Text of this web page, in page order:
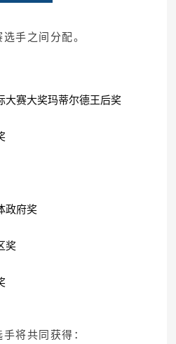
手之间分配。
大赛大奖玛蒂尔德王后奖
政府奖
奖
将共同获得：